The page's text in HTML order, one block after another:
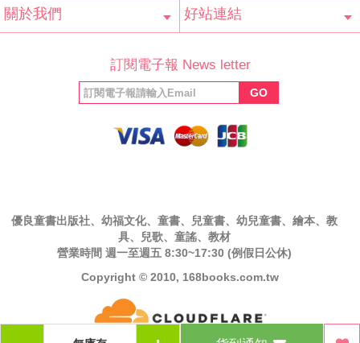
會員辨法
客服信箱
隱私條款
網站導覽 常見問題
購物說明
訂單查詢
關於我們 好站連結
福利協會
絲專頁
訂閱電子報 News letter
GO
優良童書出版社、幼福文化、童書、兒童書、幼兒童書、繪本、教
具、兒歌、童謠、教材
營業時間 週一至週五 8:30~17:30 (例假日公休)
Copyright © 2010, 168books.com.tw